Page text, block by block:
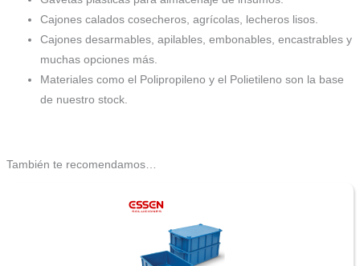
Cajones calados cosecheros, agrícolas, lecheros lisos.
Cajones desarmables, apilables, embonables, encastrables y
muchas opciones más.
Materiales como el Polipropileno y el Polietileno son la base
de nuestro stock.
También te recomendamos…